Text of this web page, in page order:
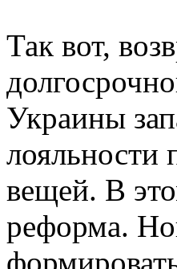
Так вот,
Украины
лояльности
вещей. В
реформа.